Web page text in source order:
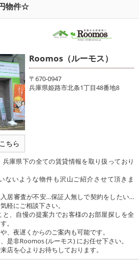
物件☆
ちら
Roomos（ルーモス）
〒670-0947
兵庫県姫路市北条1丁目48番地8
庫県下の全ての賃貸情報を取り扱っており
ないような物件も沢山ご紹介させて頂きま
居審査が不安…保証人無しで契約をしたい…
軽にご相談下さい。
、自慢の提案力でお客様のお部屋探しを全
。
、夜遅くからのご案内も可能です。
是非Roomos (ルーモス) にお任せ下さい。
店を心よりお待ちしております。